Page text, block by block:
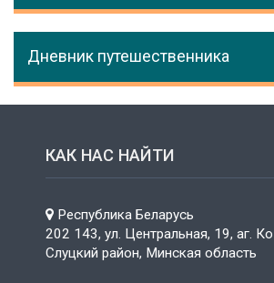
Дневник путешественника
КАК НАС НАЙТИ
Республика Беларусь
202 143, ул. Центральная, 19, аг.
Слуцкий район, Минская область